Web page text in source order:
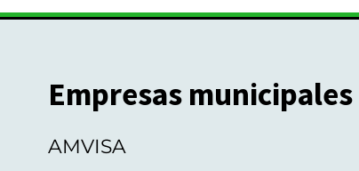
Empresas municipales
AMVISA